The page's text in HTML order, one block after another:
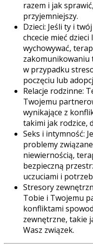
razem i jak
przyjemniejszy.
Dzieci: Jeśli ty i
chcecie mieć
wychowywać,
zakomunikowaniu
w przypadku
poczęciu lub
Relacje rodzinne:
Twojemu
wynikające z
takimi jak rodzice,
Seks i intymność:
problemy
niewiernością,
bezpieczną
uczuciami i
Stresory
Tobie i Twojemu
konfliktami
zewnętrzne, takie
Wasz związek.